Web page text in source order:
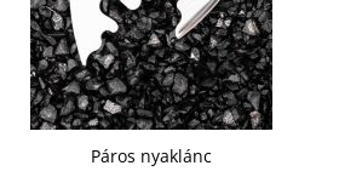
Páros nyaklánc